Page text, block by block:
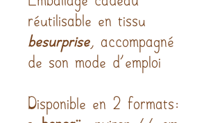
réutilisable en tissu
besurprise , accompagné
de son mode d’emploi
Disponible en 2 formats:
bonsaï, environ 44 cm